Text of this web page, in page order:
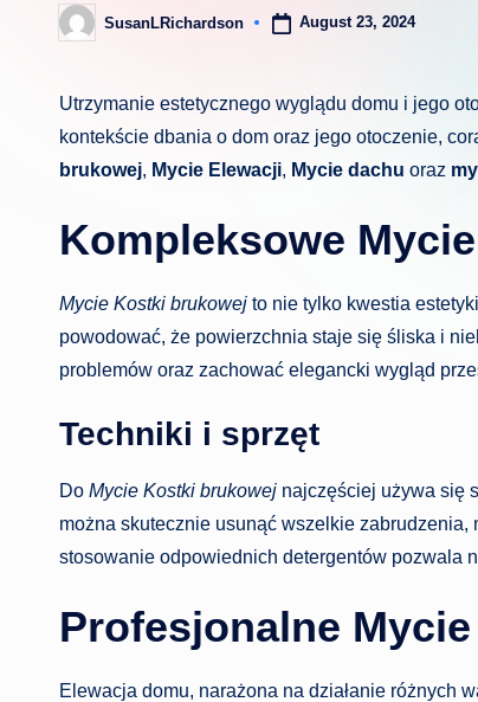
Posted
by
SusanLRichardson August 23, 2024
Utrzymanie estetycznego wyglądu domu i jego
kontekście dbania o dom oraz jego otoczenie,
brukowej, Mycie Elewacji, Mycie dachu oraz
Kompleksowe
Mycie Kostki brukowej to nie tylko kwestia
powodować, że powierzchnia staje się śliska i
problemów oraz zachować elegancki wygląd
Techniki i sprzęt
Do Mycie Kostki brukowej najczęściej używa się
można skutecznie usunąć wszelkie
stosowanie odpowiednich detergentów pozwala
Profesjonalne
Elewacja domu, narażona na działanie różnych